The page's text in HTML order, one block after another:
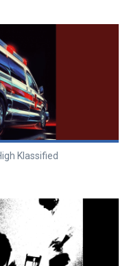
Klassified